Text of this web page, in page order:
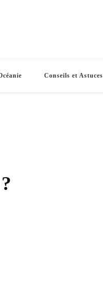
Conseils et Astuces